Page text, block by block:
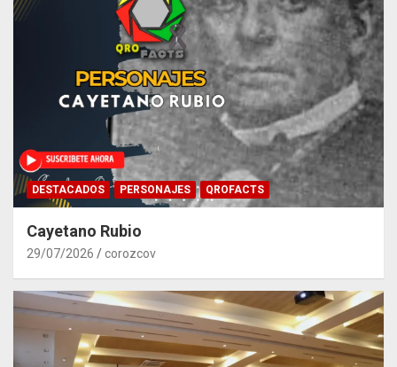
DESTACADOS PERSONAJES QROFACTS
Cayetano Rubio
29/07/2026 corozcov